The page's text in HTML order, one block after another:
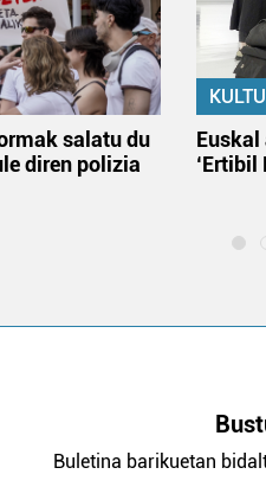
salatu du
diren polizia
Buletina barikuetan